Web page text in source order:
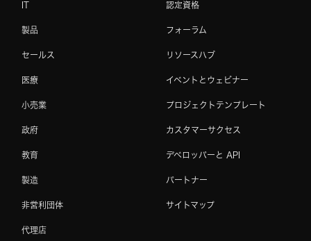
製品
セールス
医療
小売業
政府
教育
製造
非営利団体
代理店
認定資格
フォーラム
リソースハブ
イベントとウェビナー
プロジェクトテンプレート
カスタマーサクセス
デベロッパーと API
パートナー
サイトマップ